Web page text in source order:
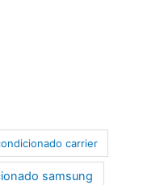
carrier
samsung